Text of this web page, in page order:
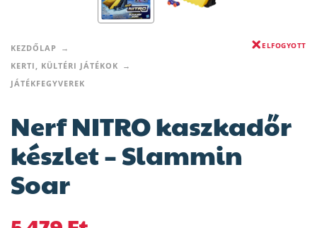
KEZDŐLAP
KERTI, KÜLTÉRI JÁTÉKOK
JÁTÉKFEGYVEREK
ELFOGYOTT
Nerf NITRO kaszkadőr
készlet – Slammin
Soar